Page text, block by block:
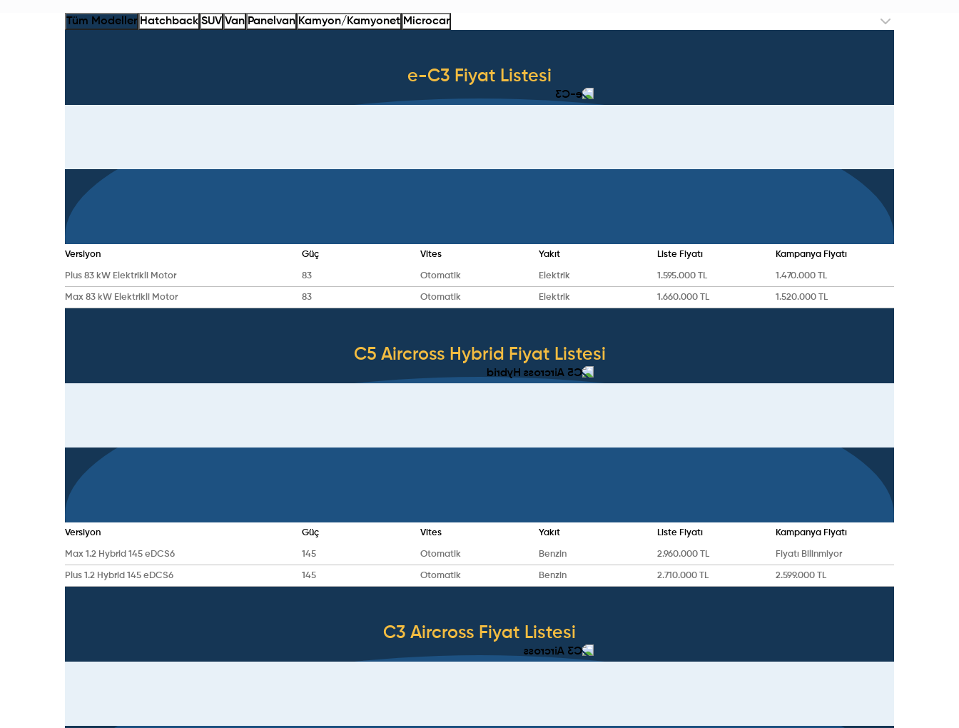
Tüm Modeller Hatchback SUV Van Panelvan Kamyon/Kamyonet Microcar
e-C3 Fiyat Listesi
Versiyon Güç Vites Yakıt Liste Fiyatı Kampanya Fiyatı
Plus 83 kW Elektrikli Motor 83 Otomatik Elektrik 1.595.000 TL 1.470.000 TL
Max 83 kW Elektrikli Motor 83 Otomatik Elektrik 1.660.000 TL 1.520.000 TL
C5 Aircross Hybrid Fiyat Listesi
Versiyon Güç Vites Yakıt Liste Fiyatı Kampanya Fiyatı
Max 1.2 Hybrid 145 eDCS6 145 Otomatik Benzin 2.960.000 TL Fiyatı Bilinmiyor
Plus 1.2 Hybrid 145 eDCS6 145 Otomatik Benzin 2.710.000 TL 2.599.000 TL
C3 Aircross Fiyat Listesi